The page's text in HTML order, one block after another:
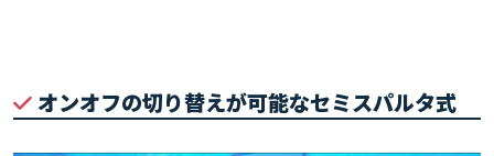
オンオフの切り替えが可能なセミスパルタ式